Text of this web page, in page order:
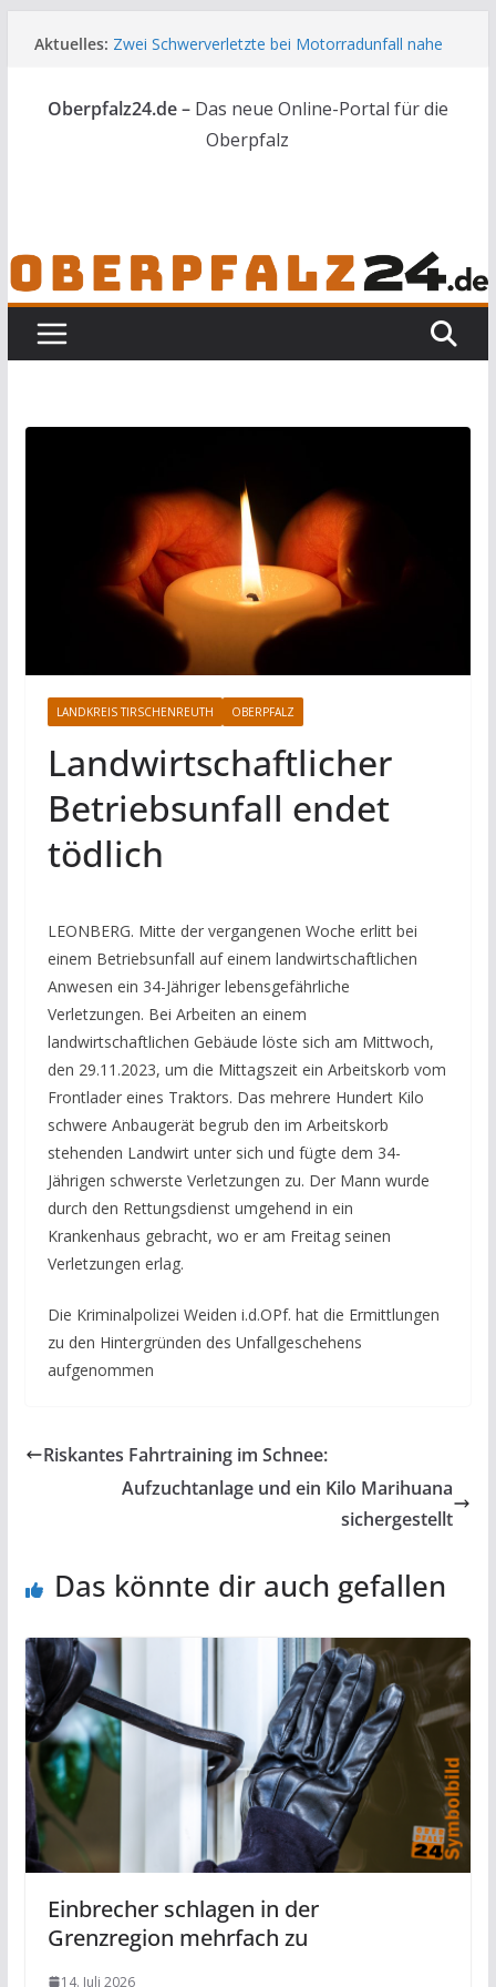
Inhalt
Aktuelles: Zwei Schwerverletzte bei Motorradunfall nahe
Landwirtschaft
Skelettteile in Wald bei Marktredwitz gefunden
Gesuchter Mann mit Messern und Schlagstock
Oberpfalz24.de – Das neue Online-Portal für die
Oberpfalz
LANDKREIS TIRSCHENREUTH OBERPFALZ
Landwirtschaftlicher
Betriebsunfall endet
tödlich
LEONBERG. Mitte der vergangenen Woche erlitt bei
einem Betriebsunfall auf einem landwirtschaftlichen
Anwesen ein 34-Jähriger lebensgefährliche
Verletzungen. Bei Arbeiten an einem
landwirtschaftlichen Gebäude löste sich am Mittwoch,
den 29.11.2023, um die Mittagszeit ein Arbeitskorb vom
Frontlader eines Traktors. Das mehrere Hundert Kilo
schwere Anbaugerät begrub den im Arbeitskorb
stehenden Landwirt unter sich und fügte dem 34-
Jährigen schwerste Verletzungen zu. Der Mann wurde
durch den Rettungsdienst umgehend in ein
Krankenhaus gebracht, wo er am Freitag seinen
Verletzungen erlag.
Die Kriminalpolizei Weiden i.d.OPf. hat die Ermittlungen
zu den Hintergründen des Unfallgeschehens
aufgenommen
Riskantes Fahrtraining im Schnee:
Aufzuchtanlage und ein Kilo Marihuana
sichergestellt
Das könnte dir auch gefallen
Einbrecher schlagen in der
Grenzregion mehrfach zu
14. Juli 2026